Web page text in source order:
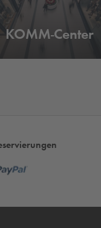
KOMM-Center